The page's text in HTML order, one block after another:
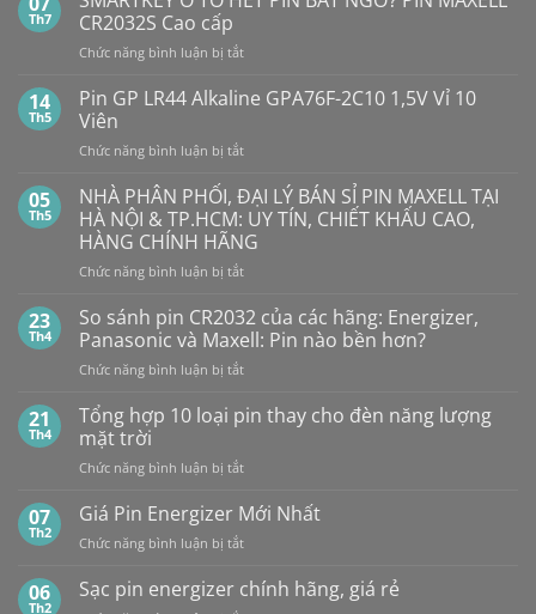
luận
ở
Pin
Con
Dung
Lượng
Bao
Mua
con
thỏ
giá
rẻ
ở
đâu
Th7
CR2032S Cao cấp
Chức năng bình luận bị tắtở
Ô
TÔ
PIN
NGỜ?
PIN
MAXELL
CR2032S Cao
cấp
14
Th5
Pin GP LR44 Alkaline GPA76F-2C10 1,5V Vỉ 10
Viên
Chức năng bình luận bị tắtở
GP
LR44
Alkaline
GPA76F-
2C10
Vỉ
10
Viên
05
Th5
NHÀ PHÂN PHỐI, ĐẠI LÝ BÁN SỈ PIN MAXELL TẠI
HÀ NỘI & TP.HCM: UY TÍN, CHIẾT KHẤU CAO,
HÀNG CHÍNH HÃNG
Chức năng bình luận bị tắtở
PHÂN
PHỐI,
ĐẠI
LÝ
SỈ
TẠI
NỘI
TP.HCM:
TÍN,
23
Th4
So sánh pin CR2032 của các hãng: Energizer,
Panasonic và Maxell: Pin nào bền hơn?
Chức năng bình luận bị tắtở
sánh
pin
của
hãng:
Panasonic
Maxell:
21
Th4
Tổng hợp 10 loại pin thay cho đèn năng lượng
mặt trời
Chức năng bình luận bị tắtở
hợp
10
loại
thay
07
Th2
Giá Pin Energizer Mới Nhất
Chức năng bình luận bị tắtở
Pin
Energizer
06
Th2
Sạc pin energizer chính hãng, giá rẻ